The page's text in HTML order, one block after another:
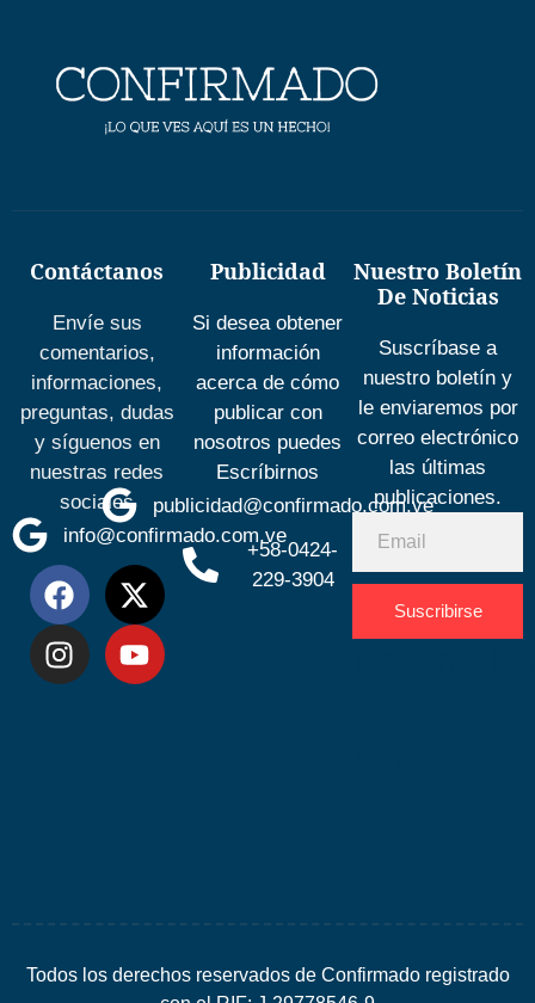
Contáctanos
Envíe sus
comentarios,
informaciones,
preguntas, dudas
y síguenos en
nuestras redes
sociales
info@confirmado.com.ve
Publicidad
Si desea obtener
información
acerca de cómo
publicar con
nosotros puedes
Escríbirnos
publicidad@confirmado.com.ve
+58-0424-
229-3904
Nuestro Boletín
De Noticias
Suscríbase a
nuestro boletín y
le enviaremos por
correo electrónico
las últimas
publicaciones.
Suscribirse
Todos los derechos reservados de Confirmado registrado